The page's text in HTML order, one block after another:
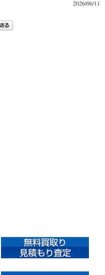
2026/06/11